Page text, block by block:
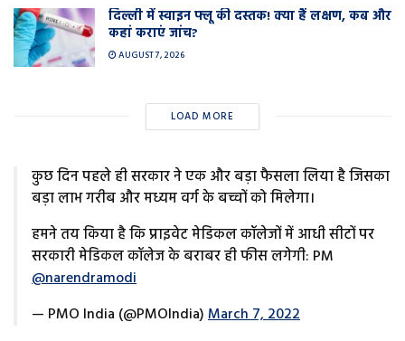
दिल्ली में स्वाइन फ्लू की दस्तक! क्या हैं लक्षण, कब और
कहां कराएं जांच?
AUGUST 7, 2026
LOAD MORE
कुछ दिन पहले ही सरकार ने एक और बड़ा फैसला लिया है जिसका
बड़ा लाभ गरीब और मध्यम वर्ग के बच्चों को मिलेगा।
हमने तय किया है कि प्राइवेट मेडिकल कॉलेजों में आधी सीटों पर
सरकारी मेडिकल कॉलेज के बराबर ही फीस लगेगी: PM
@narendramodi
— PMO India (@PMOIndia)March 7, 2022